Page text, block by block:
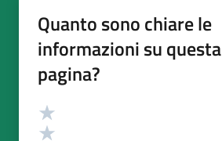
Quanto sono chiare le
informazioni su questa
pagina?
Valutazione